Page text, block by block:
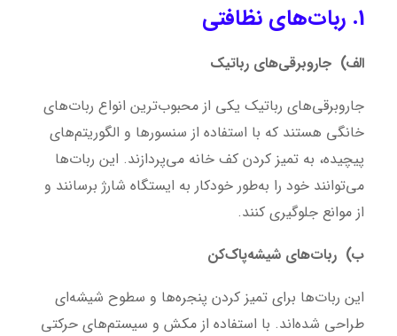
1. ربات‌های نظافتی
الف) جاروبرقی‌های رباتیک
جاروبرقی‌های رباتیک یکی از محبوب‌ترین انواع ربات‌های
خانگی هستند که با استفاده از سنسورها و الگوریتم‌های
پیچیده، به تمیز کردن کف خانه می‌پردازند. این ربات‌ها
می‌توانند خود را به‌طور خودکار به ایستگاه شارژ برسانند و
از موانع جلوگیری کنند.
ب) ربات‌های شیشه‌پاک‌کن
این ربات‌ها برای تمیز کردن پنجره‌ها و سطوح شیشه‌ای
طراحی شده‌اند. با استفاده از مکش و سیستم‌های حرکتی